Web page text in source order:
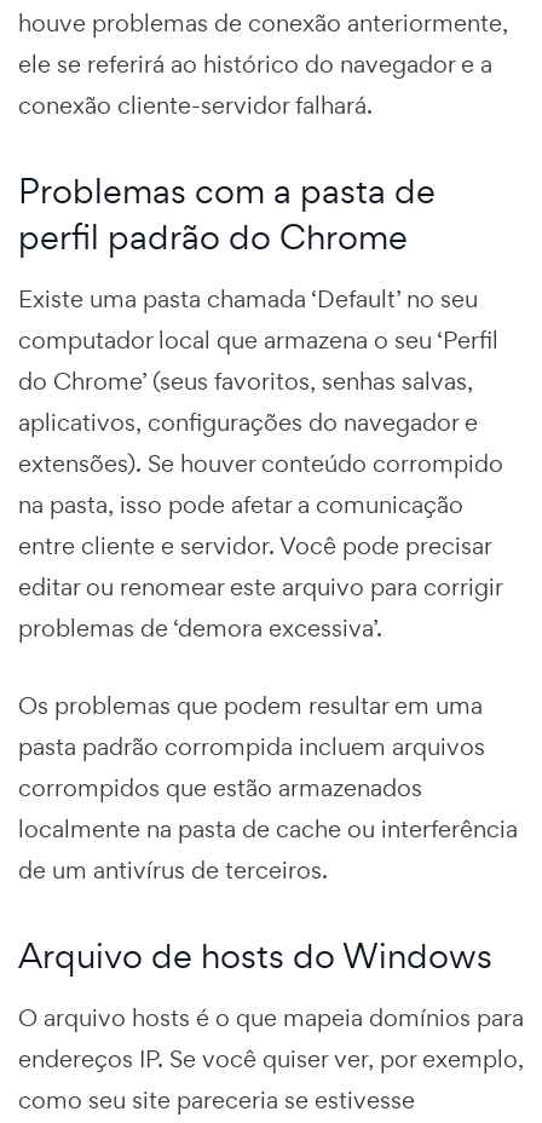
houve problemas de conexão anteriormente,
ele se referirá ao histórico do navegador e a
conexão cliente-servidor falhará.
Problemas com a pasta de
perfil padrão do Chrome
Existe uma pasta chamada ‘Default’ no seu
computador local que armazena o seu ‘Perfil
do Chrome’ (seus favoritos, senhas salvas,
aplicativos, configurações do navegador e
extensões). Se houver conteúdo corrompido
na pasta, isso pode afetar a comunicação
entre cliente e servidor. Você pode precisar
editar ou renomear este arquivo para corrigir
problemas de ‘demora excessiva’.
Os problemas que podem resultar em uma
pasta padrão corrompida incluem arquivos
corrompidos que estão armazenados
localmente na pasta de cache ou interferência
de um antivírus de terceiros.
Arquivo de hosts do Windows
O arquivo hosts é o que mapeia domínios para
endereços IP. Se você quiser ver, por exemplo,
como seu site pareceria se estivesse